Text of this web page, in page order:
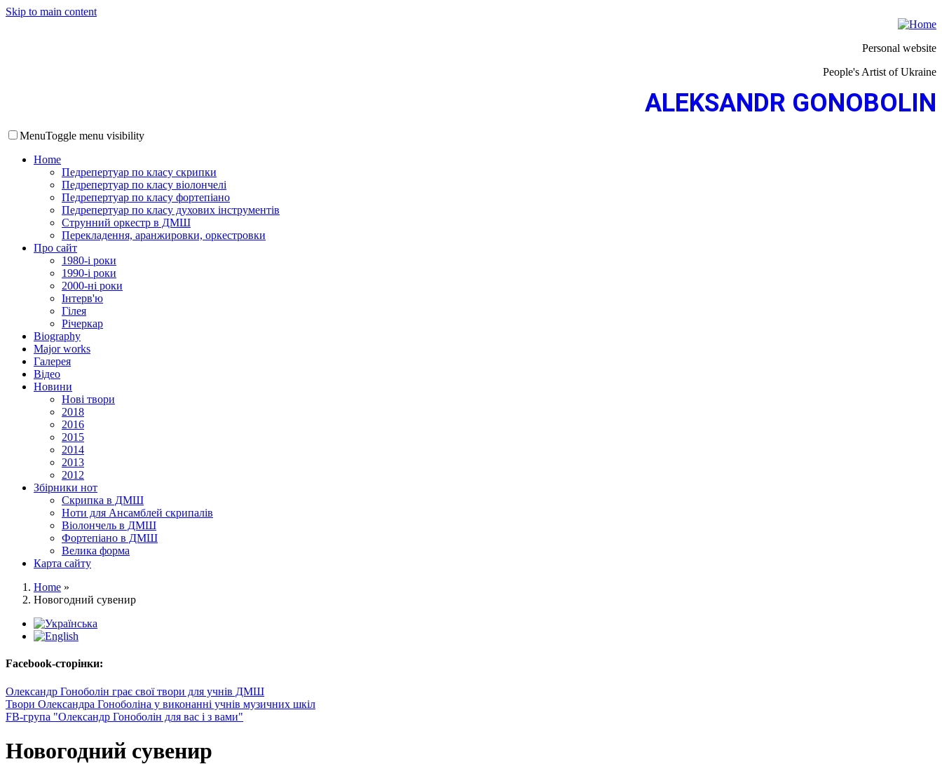
Skip to main content
Personal website
People's Artist of Ukraine
ALEKSANDR GONOBOLIN
MenuToggle menu visibility
Home
Педрепертуар по класу скрипки
Педрепертуар по класу віолончелі
Педрепертуар по класу фортепіано
Педрепертуар по класу духових інструментів
Струнний оркестр в ДМШ
Перекладення, аранжировки, оркестровки
Про сайт
1980-і роки
1990-і роки
2000-ні роки
Інтерв'ю
Гілея
Річеркар
Biography
Major works
Галерея
Відео
Новини
Нові твори
2018
2016
2015
2014
2013
2012
Збірники нот
Скрипка в ДМШ
Ноти для Ансамблей скрипалів
Віолончель в ДМШ
Фортепіано в ДМШ
Велика форма
Карта сайту
Home »
Новогодний сувенир
Facebook-сторінки:
Олександр Гоноболін грає свої твори для учнів ДМШ
Твори Олександра Гоноболіна у виконанні учнів музичних шкіл
FB-група "Олександр Гоноболін для вас і з вами"
Новогодний сувенир